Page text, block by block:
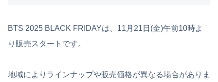
BTS 2025 BLACK FRIDAYは、11月21日(金)午前10時よ
り販売スタートです。
地域によりラインナップや販売価格が異なる場合がありま